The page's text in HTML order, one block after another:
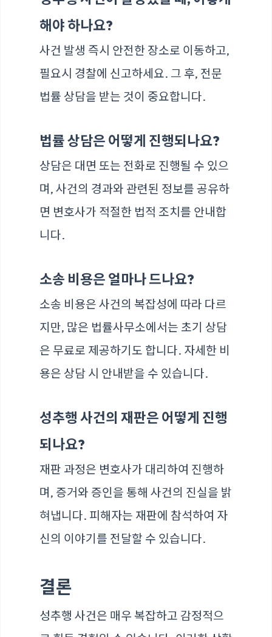
해야 하나요?
사건 발생 즉시 안전한 장소로 이동하고,
필요시 경찰에 신고하세요. 그 후, 전문
법률 상담을 받는 것이 중요합니다.
법률 상담은 어떻게 진행되나요?
상담은 대면 또는 전화로 진행될 수 있으
며, 사건의 경과와 관련된 정보를 공유하
면 변호사가 적절한 법적 조치를 안내합
니다.
소송 비용은 얼마나 드나요?
소송 비용은 사건의 복잡성에 따라 다르
지만, 많은 법률사무소에서는 초기 상담
은 무료로 제공하기도 합니다. 자세한 비
용은 상담 시 안내받을 수 있습니다.
성추행 사건의 재판은 어떻게 진행
되나요?
재판 과정은 변호사가 대리하여 진행하
며, 증거와 증인을 통해 사건의 진실을 밝
혀냅니다. 피해자는 재판에 참석하여 자
신의 이야기를 전달할 수 있습니다.
결론
성추행 사건은 매우 복잡하고 감정적으